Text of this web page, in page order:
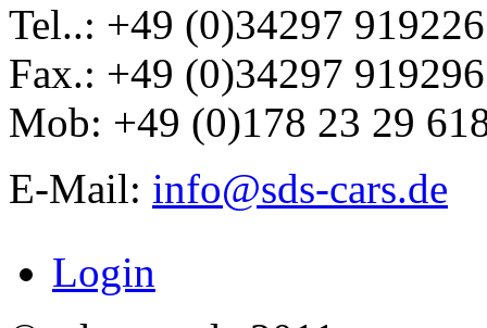
Tel..: +49 (0)34297 919226
Fax.: +49 (0)34297 919296
Mob: +49 (0)178 23 29
E-Mail: info@sds-cars.de
Login